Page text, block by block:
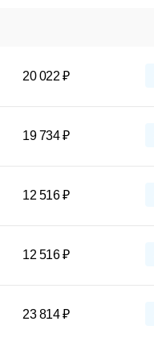
20 022 ₽
19 734 ₽
12 516 ₽
12 516 ₽
23 814 ₽